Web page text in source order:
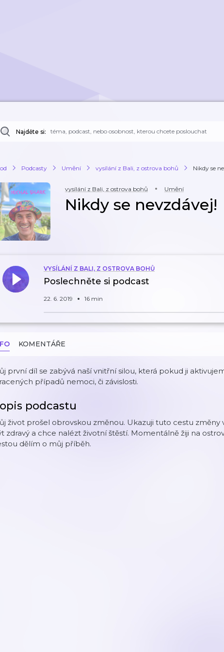
Najděte si:
Podcasty Umění vysílání z Bali, z ostrova bohů Nikdy se
vysílání z Bali, z ostrova bohů Umění
Nikdy se nevzdávej!
VYSÍLÁNÍ Z BALI, Z OSTROVA BOHŮ
Poslechněte si podcast
22. 6. 2019 16 min
KOMENTÁŘE
první díl se zabývá naší vnitřní silou, která pokud ji
případů nemoci, či závislosti.
podcastu
život prošel obrovskou změnou. Ukazuji tuto cestu změny
zdravý a chce nalézt životní štěstí. Momentálně žiji na
dělím o můj příběh.